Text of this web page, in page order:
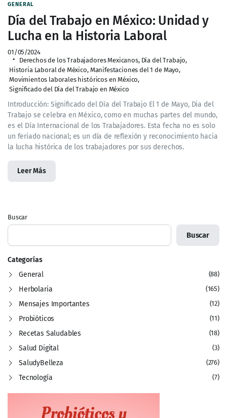
GENERAL
Día del Trabajo en México: Unidad y
Lucha en la Historia Laboral
01/05/2024
Derechos de los Trabajadores Mexicanos, Día del Trabajo,
Historia Laboral de México, Manifestaciones del 1 de Mayo,
Movimientos laborales históricos en México,
Significado del Día del Trabajo en México
Introducción: Significado del Día del Trabajo El 1 de Mayo, Dia del
Trabajo se celebra en México, como en muchas partes del mundo,
es el Día Internacional de los Trabajadores. Esta fecha no es solo
un feriado nacional; es un día de reflexión y reconocimiento hacia
la lucha histórica de los trabajadores por sus derechos.
Leer Más
Buscar
Buscar
Categorías
General
(88)
Herbolaria (165)
Mensajes Importantes (12)
Probióticos (11)
Recetas Saludables (18)
Salud Digital (3)
SaludyBelleza (276)
Tecnología (7)